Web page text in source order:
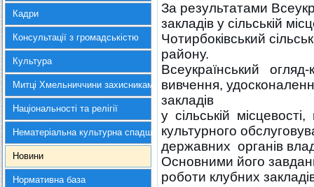
Кадри
Консультації з громадськістю
Культура
Митці Хмельниччини захисникам України
Національності та релігії
Нематеріальна культурна спадщина
Новини
Нормативна база
За результатами
закладів у сільській
Чотирбоківський
району.
Всеукраїнський
вивчення,
закладів
у сільській
культурного
державних органів
Основними його
роботи клубних